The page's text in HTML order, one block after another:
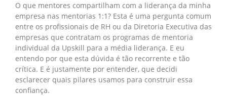
O que mentores compartilham com a liderança da minha
empresa nas mentorias 1:1? Esta é uma pergunta comum
entre os profissionais de RH ou da Diretoria Executiva das
empresas que contratam os programas de mentoria
individual da Upskill para a média liderança. E eu
entendo por que esta dúvida é tão recorrente e tão
crítica. E é justamente por entender, que decidi
esclarecer quais pilares usamos para construir essa
confiança.